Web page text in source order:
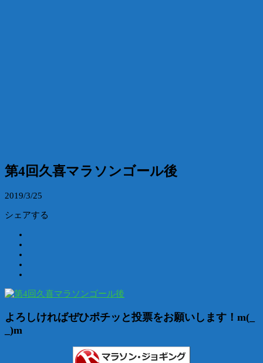
第4回久喜マラソンゴール後
2019/3/25
シェアする
よろしければぜひポチッと投票をお願いします！m(_
_)m